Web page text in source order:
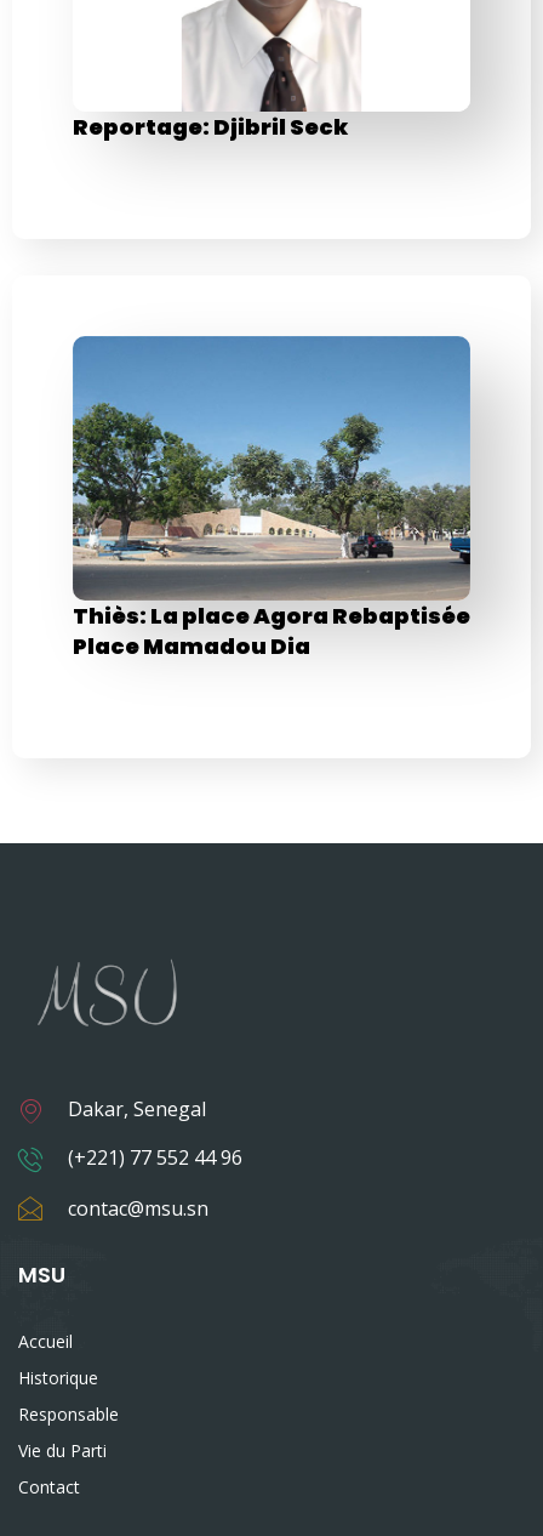
Reportage: Djibril Seck
Thiès: La place Agora Rebaptisée
Place Mamadou Dia
Dakar, Senegal
(+221) 77 552 44 96
contac@msu.sn
MSU
Accueil
Historique
Responsable
Vie du Parti
Contact